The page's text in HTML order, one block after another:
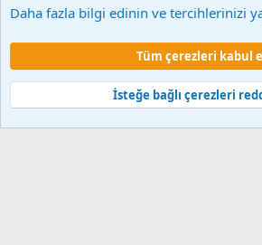
Çerezler
Şartlar ve kurallar
Gizlilik politikası
Community platform by XenForo © 2010-2024
Türkçe yama 🇹🇷 [XGT] Yazılım ve web hizmetleri
Daha fazla bilgi edinin ve tercihlerinizi
Tüm çerezleri kabul
İsteğe bağlı çerezleri